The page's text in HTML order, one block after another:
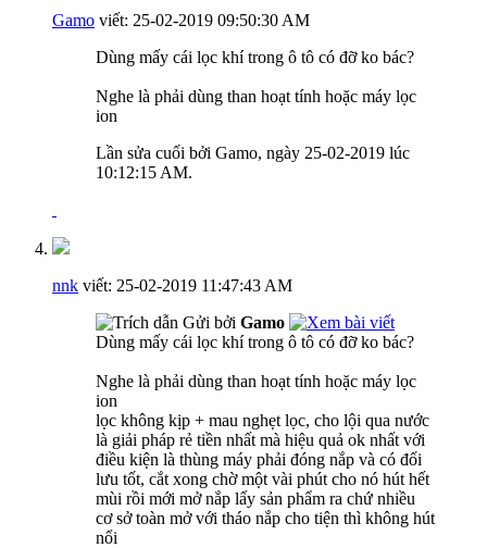
Gamo viết: 25-02-2019 09:50:30 AM
Dùng mấy cái lọc khí trong ô tô có đỡ ko bác?
Nghe là phải dùng than hoạt tính hoặc máy lọc
ion
Lần sửa cuối bởi Gamo, ngày 25-02-2019 lúc
10:12:15 AM.
nnk viết: 25-02-2019 11:47:43 AM
Gửi bởi Gamo
Dùng mấy cái lọc khí trong ô tô có đỡ ko bác?
Nghe là phải dùng than hoạt tính hoặc máy lọc
ion
lọc không kịp + mau nghẹt lọc, cho lội qua nước
là giải pháp rẻ tiền nhất mà hiệu quả ok nhất với
điều kiện là thùng máy phải đóng nắp và có đối
lưu tốt, cắt xong chờ một vài phút cho nó hút hết
mùi rồi mới mở nắp lấy sản phẩm ra chứ nhiều
cơ sở toàn mở với tháo nắp cho tiện thì không hút
nổi